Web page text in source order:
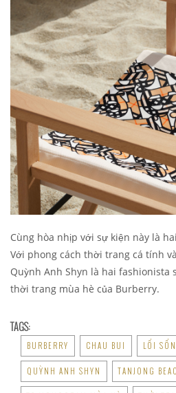
Cùng hòa nhịp với sự kiện này là
Với phong cách thời trang cá tính
Quỳnh Anh Shyn là hai fashionista
thời trang mùa hè của Burberry.
TAGS:
BURBERRY CHAU BUI LỐI
QUỲNH ANH SHYN TANJONG